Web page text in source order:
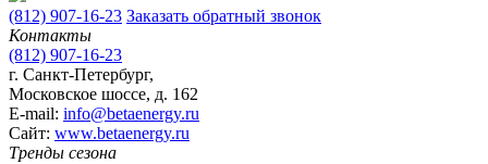
(812) 907-16-23 Заказать обратный звонок
Контакты
(812) 907-16-23
г. Санкт-Петербург,
Московское шоссе, д. 162
E-mail: info@betaenergy.ru
Cайт: www.betaenergy.ru
Тренды сезона